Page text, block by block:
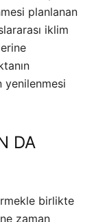
planlanan
iklim
yenilenmesi
DA
birlikte
zaman